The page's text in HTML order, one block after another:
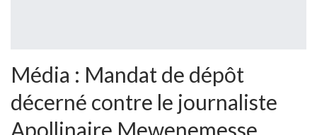
Média : Mandat de dépôt
décerné contre le journaliste
Apollinaire Mewenemesse